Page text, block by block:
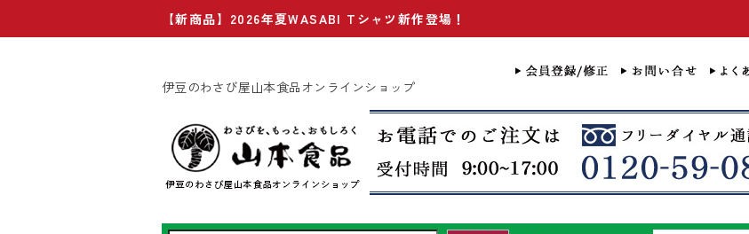
【新商品】2026年夏WASABI Tシャツ新作登場！
伊豆のわさび屋山本食品オンラインショップ